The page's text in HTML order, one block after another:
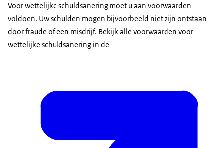
Voor wettelijke schuldsanering moet u aan voorwaarden
voldoen. Uw schulden mogen bijvoorbeeld niet zijn ontstaan
door fraude of een misdrijf. Bekijk alle voorwaarden voor
wettelijke schuldsanering in de